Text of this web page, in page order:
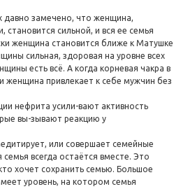
давно замечено, что женщина,
сильной, и вся ее семья
женщина становится ближе к Матушке
сильная, здоровая на уровне всех
есть всё. А когда корневая чакра в
женщина привлекает к себе мужчин без
нефрита усили-вают активность
вы-зывают реакцию у
или совершает семейные
всегда остаётся вместе. Это
хочет сохранить семью. Большое
уровень, на котором семья